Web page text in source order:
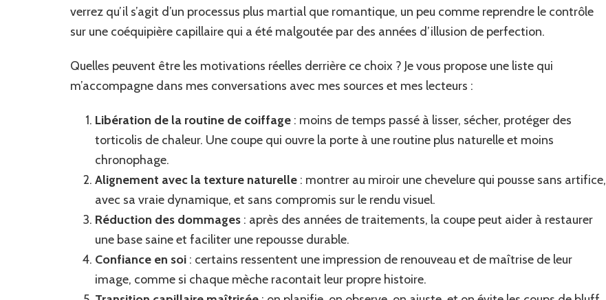
verrez qu’il s’agit d’un processus plus martial que romantique, un peu comme reprendre le contrôle
sur une coéquipière capillaire qui a été malgoutée par des années d’illusion de perfection.
Quelles peuvent être les motivations réelles derrière ce choix ? Je vous propose une liste qui
m’accompagne dans mes conversations avec mes sources et mes lecteurs :
Libération de la routine de coiffage : moins de temps passé à lisser, sécher, protéger des
torticolis de chaleur. Une coupe qui ouvre la porte à une routine plus naturelle et moins
chronophage.
Alignement avec la texture naturelle : montrer au miroir une chevelure qui pousse sans artifice,
avec sa vraie dynamique, et sans compromis sur le rendu visuel.
Réduction des dommages : après des années de traitements, la coupe peut aider à restaurer
une base saine et faciliter une repousse durable.
Confiance en soi : certains ressentent une impression de renouveau et de maîtrise de leur
image, comme si chaque mèche racontait leur propre histoire.